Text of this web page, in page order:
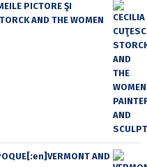
PICTORE ŞI
AND THE WOMEN
AND